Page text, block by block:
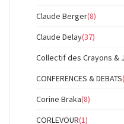
Claude Berger(8)
Claude Delay(37)
Collectif des Crayons &
CONFERENCES & DEBATS
Corine Braka(8)
CORLEVOUR(1)